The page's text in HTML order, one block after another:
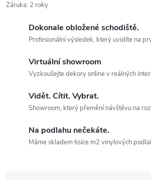
Záruka: 2 roky
Dokonale obložené schodiště.
Profesionální výsledek, který uvidíte na
Virtuální showroom
Vyzkoušejte dekory online v reálných
Vidět. Cítit. Vybrat.
Showroom, který přemění návštěvu na
Na podlahu nečekáte.
Máme skladem tisíce m2 vinylových